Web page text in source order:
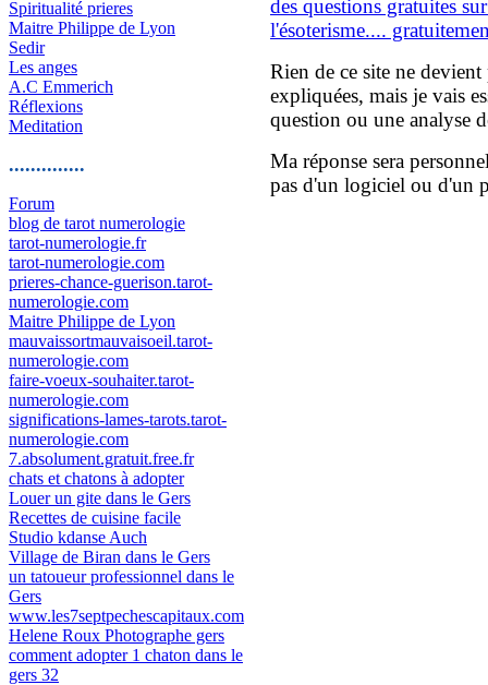
Spiritualité prieres
Maitre Philippe de Lyon
Sedir
Les anges
A.C Emmerich
Réflexions
Meditation
..............
Forum
blog de tarot numerologie
tarot-numerologie.fr
tarot-numerologie.com
prieres-chance-guerison.tarot-
numerologie.com
Maitre Philippe de Lyon
mauvaissortmauvaisoeil.tarot-
numerologie.com
faire-voeux-souhaiter.tarot-
numerologie.com
significations-lames-tarots.tarot-
numerologie.com
7.absolument.gratuit.free.fr
chats et chatons à adopter
Louer un gite dans le Gers
Recettes de cuisine facile
Studio kdanse Auch
Village de Biran dans le Gers
un tatoueur professionnel dans le
Gers
www.les7septpechescapitaux.com
Helene Roux Photographe gers
comment adopter 1 chaton dans le
gers 32
des questions gratuites
l'ésoterisme....
Rien de ce site ne
expliquées, mais je vais
question ou une analyse
Ma réponse sera
pas d'un logiciel ou d'un